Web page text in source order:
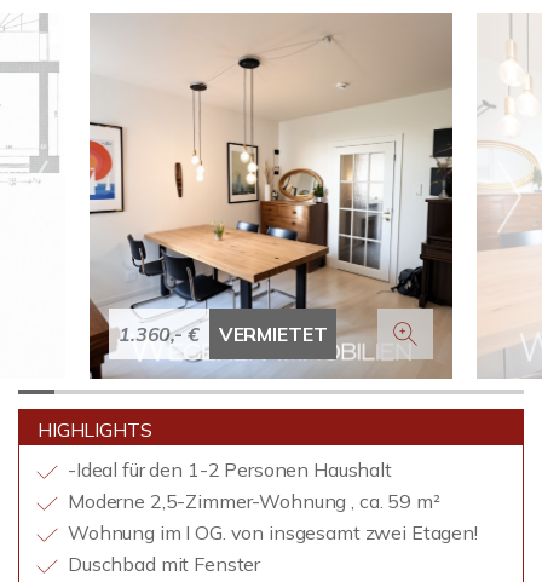
1.360,- € VERMIETET
HIGHLIGHTS
-Ideal für den 1-2 Personen Haushalt
Moderne 2,5-Zimmer-Wohnung , ca. 59 m²
Wohnung im I OG. von insgesamt zwei Etagen!
Duschbad mit Fenster